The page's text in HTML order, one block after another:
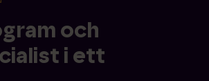
och
i ett